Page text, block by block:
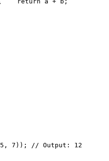
7)); // Output: 12